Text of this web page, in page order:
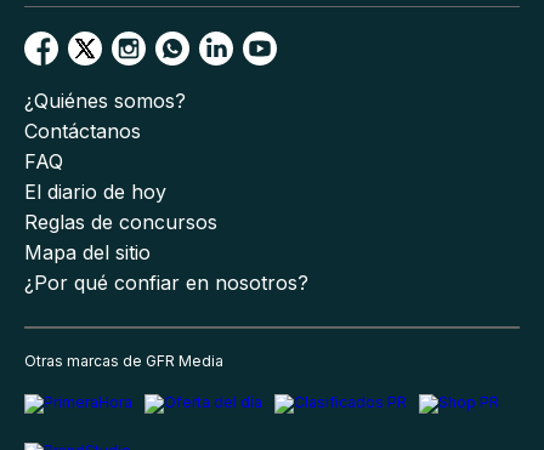
¿Quiénes somos?
Contáctanos
FAQ
El diario de hoy
Reglas de concursos
Mapa del sitio
¿Por qué confiar en nosotros?
Otras marcas de GFR Media